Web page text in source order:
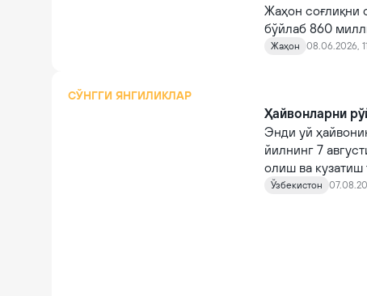
Жаҳон соғлиқни
бўйлаб 860
касалланиб, 1,5
Жаҳон 08.06.2026,
СЎНГГИ ЯНГИЛИКЛАР
Ҳайвонларни
Энди уй
йилнинг 7
олиш ва кузатиш
кирди.
Ўзбекистон